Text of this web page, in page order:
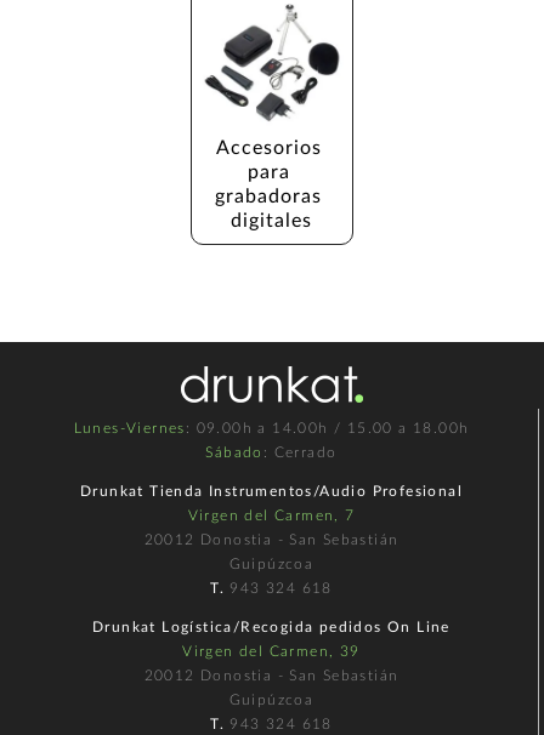
Accesorios
para
grabadoras
digitales
Lunes-Viernes : 09.00h a 14.00h / 15.00 a 18.00h
Sábado : Cerrado
Drunkat Tienda Instrumentos/Audio Profesional
Virgen del Carmen, 7
20012 Donostia - San Sebastián
Guipúzcoa
T. 943 324 618
Drunkat Logística/Recogida pedidos On Line
Virgen del Carmen, 39
20012 Donostia - San Sebastián
Guipúzcoa
T. 943 324 618